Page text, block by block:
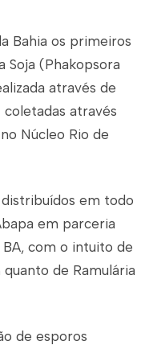
Bahia os primeiros
Soja (Phakopsora
através de
através
Núcleo Rio de
em todo
em parceria
com o intuito de
de Ramulária
de esporos